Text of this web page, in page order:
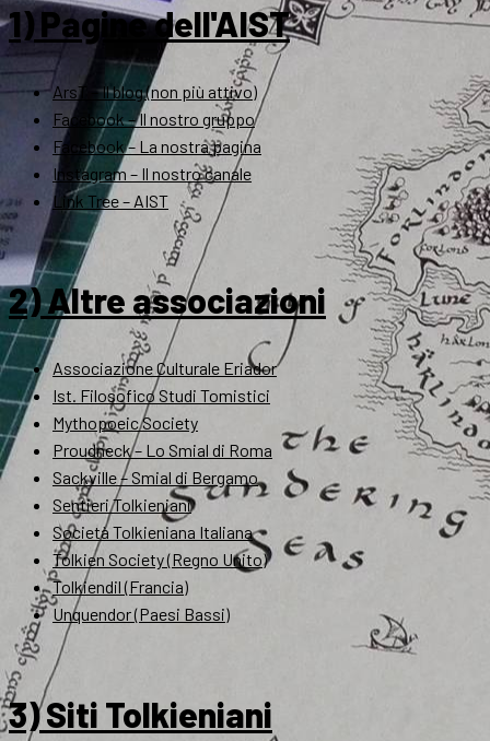
1) Pagine dell'AIST
ArsT – Il blog (non più attivo)
Facebook – Il nostro gruppo
Facebook – La nostra pagina
Instagram – Il nostro canale
Link Tree – AIST
2) Altre associazioni
Associazione Culturale Eriador
Ist. Filosofico Studi Tomistici
Mythopoeic Society
Proudneck – Lo Smial di Roma
Sackville – Smial di Bergamo
Sentieri Tolkieniani
Società Tolkieniana Italiana
Tolkien Society (Regno Unito)
Tolkiendil (Francia)
Unquendor (Paesi Bassi)
3) Siti Tolkieniani